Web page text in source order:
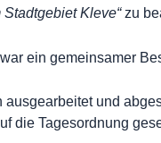
Kleve“zu
ein gemeinsamer
und
die Tagesordnung